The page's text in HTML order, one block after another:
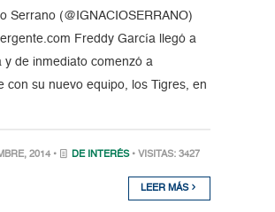
Serrano (@IGNACIOSERRANO)
Freddy García llegó a
y de inmediato comenzó a
con su nuevo equipo, los Tigres, en
2014 • DE INTERÉS • VISITAS: 3427
LEER MÁS